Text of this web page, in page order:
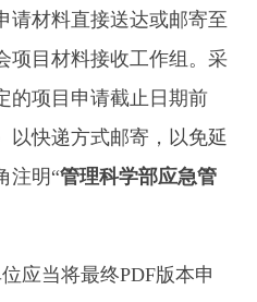
材料直接送达或邮寄至
项目材料接收工作组。采
的项目申请截止日期前
以快递方式邮寄，以免延
注明“管理科学部应急管
当将最终PDF版本申